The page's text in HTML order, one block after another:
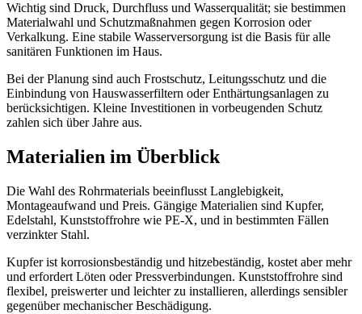
Wichtig sind Druck, Durchfluss und Wasserqualität; sie bestimmen
Materialwahl und Schutzmaßnahmen gegen Korrosion oder
Verkalkung. Eine stabile Wasserversorgung ist die Basis für alle
sanitären Funktionen im Haus.
Bei der Planung sind auch Frostschutz, Leitungsschutz und die
Einbindung von Hauswasserfiltern oder Enthärtungsanlagen zu
berücksichtigen. Kleine Investitionen in vorbeugenden Schutz
zahlen sich über Jahre aus.
Materialien im Überblick
Die Wahl des Rohrmaterials beeinflusst Langlebigkeit,
Montageaufwand und Preis. Gängige Materialien sind Kupfer,
Edelstahl, Kunststoffrohre wie PE-X, und in bestimmten Fällen
verzinkter Stahl.
Kupfer ist korrosionsbeständig und hitzebeständig, kostet aber mehr
und erfordert Löten oder Pressverbindungen. Kunststoffrohre sind
flexibel, preiswerter und leichter zu installieren, allerdings sensibler
gegenüber mechanischer Beschädigung.